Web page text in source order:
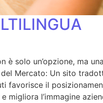
è solo un’opzione, ma
del Mercato: Un sito
favorisce il
migliora l’immagine